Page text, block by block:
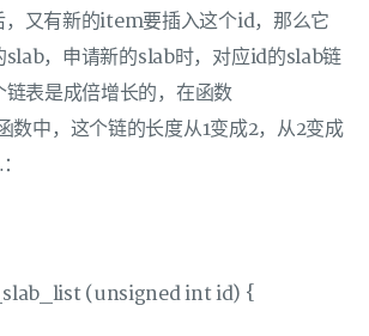
，又有新的item要插入这个id，那么它
slab，申请新的slab时，对应id的slab链
表是成倍增长的，在函数
中，这个链的长度从1变成2，从2变成
(unsigned int id) {